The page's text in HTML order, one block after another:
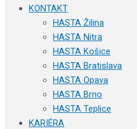
KONTAKT
HASTA Žilina
HASTA Nitra
HASTA Košice
HASTA Bratislava
HASTA Opava
HASTA Brno
HASTA Teplice
KARIÉRA